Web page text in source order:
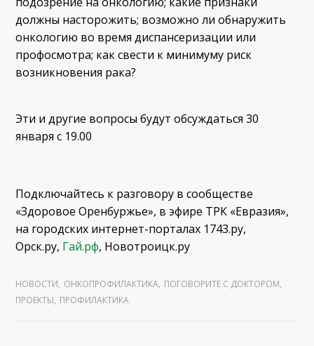
должны насторожить; возможно ли обнаружить
онкологию во время диспансеризации или
профосмотра; как свести к минимуму риск
возникновения рака?
Эти и другие вопросы будут обсуждаться 30
января с 19.00
Подключайтесь к разговору в сообществе
«Здоровое Оренбуржье», в эфире ТРК «Евразия»,
на городских интернет-порталах 1743.ру,
Орск.ру, Гай.рф, Новотроицк.ру
НОВОСТИ, ОНКОПРОФИЛАКТИКА, ПОГОВОРИТЕ С ДОКТОРОМ,
ПРОЕКТЫ, ПРОФИЛАКТИКА